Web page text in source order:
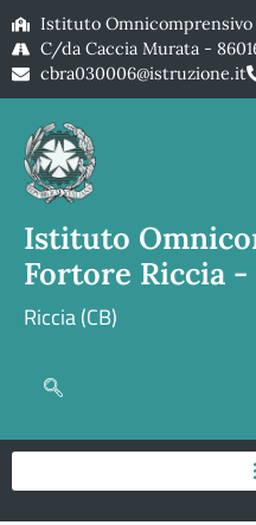
Istituto Omnicomprensivo
C/da Caccia Murata -
cbra030006@istruzione.it
Istituto
Fortore Riccia -
Riccia (CB)